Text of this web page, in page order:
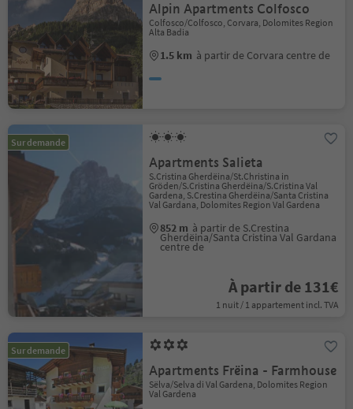
Alpin Apartments Colfosco
Colfosco/Colfosco, Corvara, Dolomites Region
Alta Badia
1.5 km à partir de Corvara centre de
Sur demande
Apartments Salieta
S.Cristina Gherdëina/St.Christina in
Gröden/S.Cristina Gherdëina/S.Cristina Val
Gardena, S.Crestina Gherdëina/Santa Cristina
Val Gardana, Dolomites Region Val Gardena
852 m à partir de S.Crestina
Gherdëina/Santa Cristina Val Gardana
centre de
À partir de 131€
1 nuit / 1 appartement incl. TVA
Sur demande
Apartments Frëina - Farmhouse
Sëlva/Selva di Val Gardena, Dolomites Region
Val Gardena